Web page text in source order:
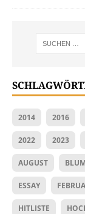
2014 2016
2022 2023
AUGUST
ESSAY
HITLISTE